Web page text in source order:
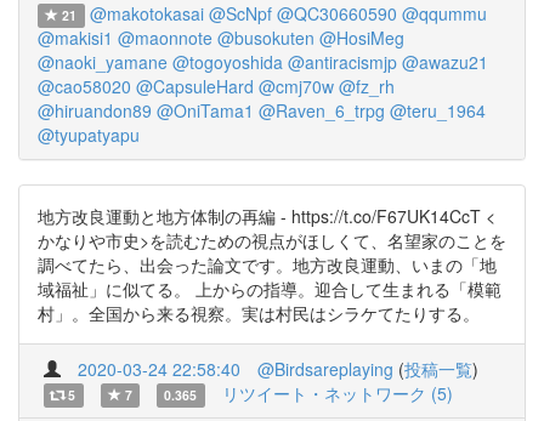
21 @makotokasai @ScNpf @QC30660590 @qqummu
@makisi1 @maonnote @busokuten @HosiMeg
@naoki_yamane @togoyoshida @antiracismjp @awazu21
@cao58020 @CapsuleHard @cmj70w @fz_rh
@hiruandon89 @OniTama1 @Raven_6_trpg @teru_1964
@tyupatyapu
地方改良運動と地方体制の再編 - https://t.co/F67UK14CcT <
かなりや市史>を読むための視点がほしくて、名望家のことを
調べてたら、出会った論文です。地方改良運動、いまの「地
域福祉」に似てる。 上からの指導。迎合して生まれる「模範
村」。全国から来る視察。実は村民はシラケてたりする。
2020-03-24 22:58:40 @Birdsareplaying (投稿一覧)
5 7 0.365 リツイート・ネットワーク (5)